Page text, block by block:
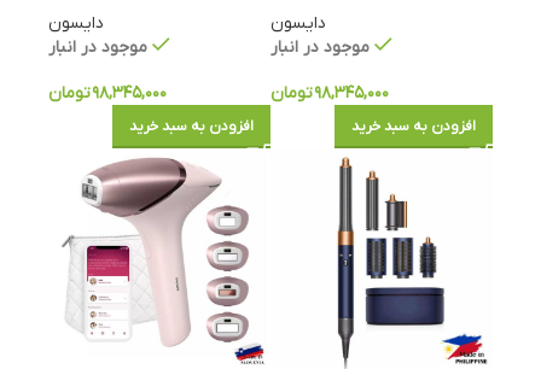
دایسون
موجود در انبار
۹۸,۳۴۵,۰۰۰تومان
افزودن به سبد خرید
دایسون
موجود در انبار
۹۸,۳۴۵,۰۰۰تومان
افزودن به سبد خرید